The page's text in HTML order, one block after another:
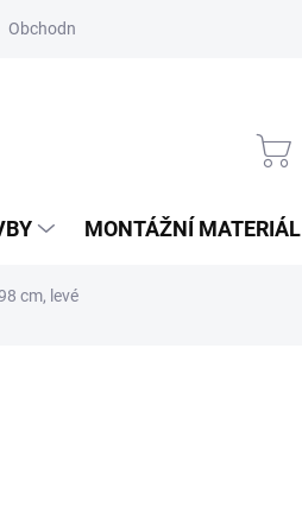
Obchodní podmínky
MONTÁŽNÍ MATERIÁL
cm, levé